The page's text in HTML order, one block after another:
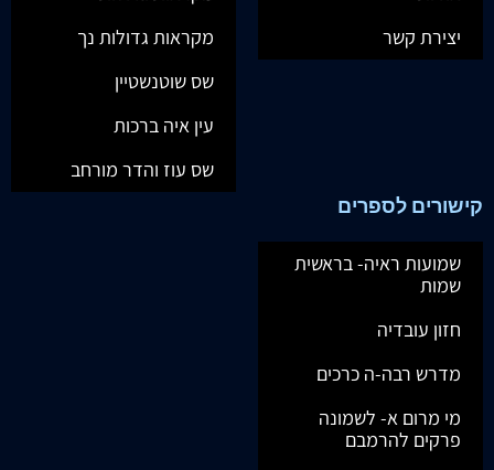
יצירת קשר
מקראות גדולות נך
שס שוטנשטיין
עין איה ברכות
שס עוז והדר מורחב
קישורים לספרים
שמועות ראיה- בראשית
שמות
חזון עובדיה
מדרש רבה-ה כרכים
מי מרום א- לשמונה
פרקים להרמבם